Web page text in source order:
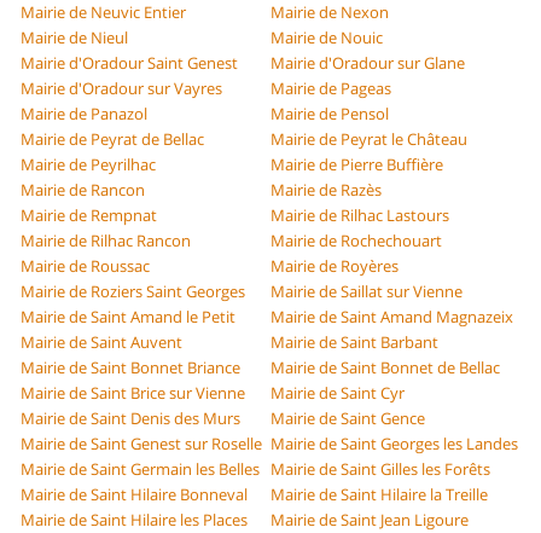
Mairie de Neuvic Entier
Mairie de Nexon
Mairie de Nieul
Mairie de Nouic
Mairie d'Oradour Saint Genest
Mairie d'Oradour sur Glane
Mairie d'Oradour sur Vayres
Mairie de Pageas
Mairie de Panazol
Mairie de Pensol
Mairie de Peyrat de Bellac
Mairie de Peyrat le Château
Mairie de Peyrilhac
Mairie de Pierre Buffière
Mairie de Rancon
Mairie de Razès
Mairie de Rempnat
Mairie de Rilhac Lastours
Mairie de Rilhac Rancon
Mairie de Rochechouart
Mairie de Roussac
Mairie de Royères
Mairie de Roziers Saint Georges
Mairie de Saillat sur Vienne
Mairie de Saint Amand le Petit
Mairie de Saint Amand Magnazeix
Mairie de Saint Auvent
Mairie de Saint Barbant
Mairie de Saint Bonnet Briance
Mairie de Saint Bonnet de Bellac
Mairie de Saint Brice sur Vienne
Mairie de Saint Cyr
Mairie de Saint Denis des Murs
Mairie de Saint Gence
Mairie de Saint Genest sur Roselle Mairie de Saint Georges les Landes
Mairie de Saint Germain les Belles Mairie de Saint Gilles les Forêts
Mairie de Saint Hilaire Bonneval
Mairie de Saint Hilaire la Treille
Mairie de Saint Hilaire les Places
Mairie de Saint Jean Ligoure